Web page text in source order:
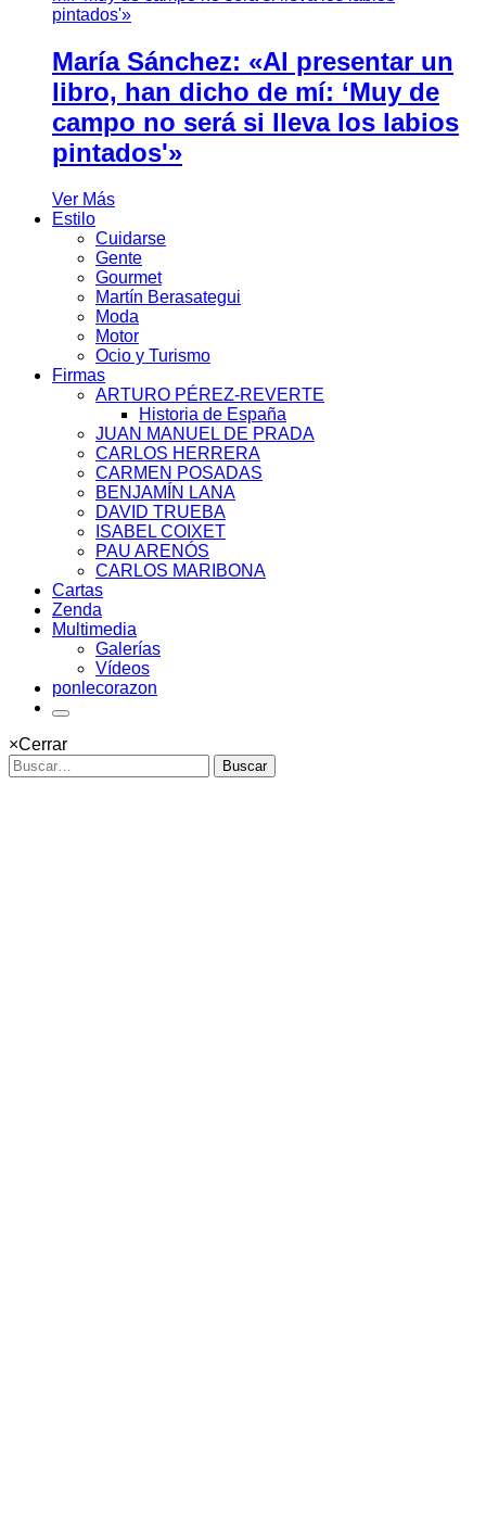
María Sánchez: «Al presentar un
libro, han dicho de mí: ‘Muy de
campo no será si lleva los labios
pintados'»
Ver Más
Estilo
Cuidarse
Gente
Gourmet
Martín Berasategui
Moda
Motor
Ocio y Turismo
Firmas
ARTURO PÉREZ-REVERTE
Historia de España
JUAN MANUEL DE PRADA
CARLOS HERRERA
CARMEN POSADAS
BENJAMÍN LANA
DAVID TRUEBA
ISABEL COIXET
PAU ARENÓS
CARLOS MARIBONA
Cartas
Zenda
Multimedia
Galerías
Vídeos
ponlecorazon
×Cerrar
Buscar